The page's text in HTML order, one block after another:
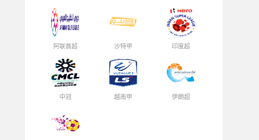
阿联酋超 沙特甲 印度超
中冠 越南甲 伊朗超